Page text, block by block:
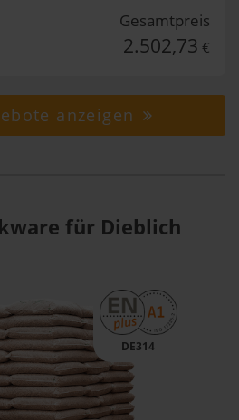
Gesamtpreis
2.502,73 €
anzeigen
für Dieblich
DE314